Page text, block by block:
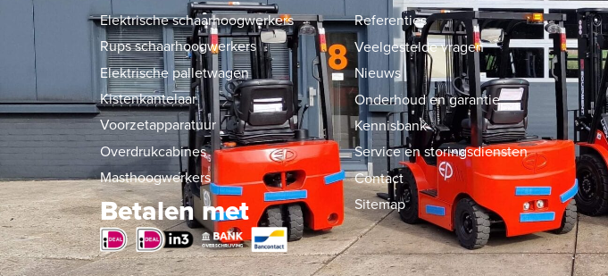
Elektrische schaarhoogwerkers
Rups schaarhoogwerkers
Elektrische palletwagen
Kistenkantelaar
Voorzetapparatuur
Overdrukcabines
Masthoogwerkers
Betalen met
Referenties
Veelgestelde vragen
Nieuws
Onderhoud en garantie
Kennisbank
Service en storingsdiensten
Contact
Sitemap